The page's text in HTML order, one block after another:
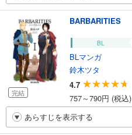
完結
BARBARITIES
BL
BLマンガ
鈴木ツタ
4.7
757～790円 (税込)
あらすじを表示する